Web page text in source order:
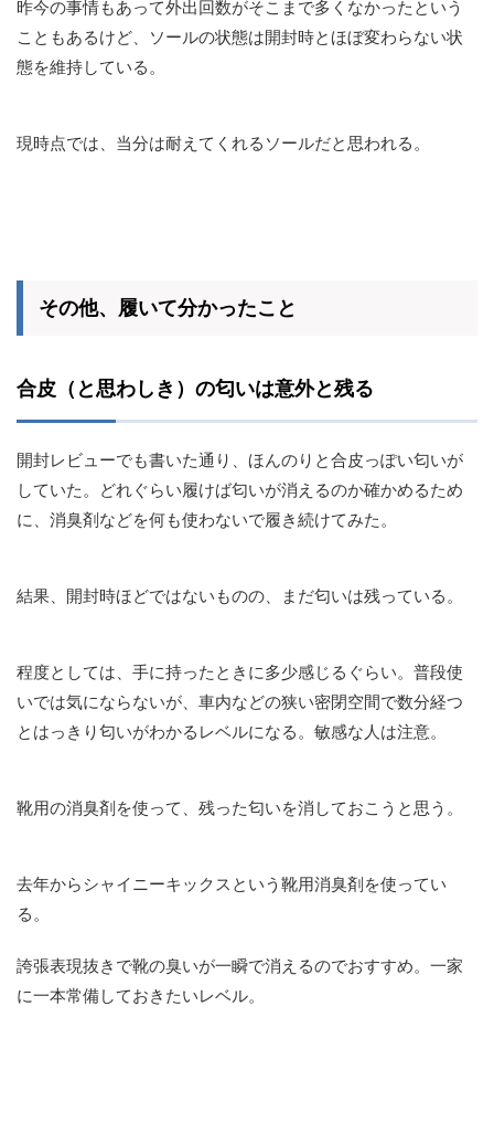
昨今の事情もあって外出回数がそこまで多くなかったという
こともあるけど、ソールの状態は開封時とほぼ変わらない状
態を維持している。
現時点では、当分は耐えてくれるソールだと思われる。
その他、履いて分かったこと
合皮（と思わしき）の匂いは意外と残る
開封レビューでも書いた通り、ほんのりと合皮っぽい匂いが
していた。どれぐらい履けば匂いが消えるのか確かめるため
に、消臭剤などを何も使わないで履き続けてみた。
結果、開封時ほどではないものの、まだ匂いは残っている。
程度としては、手に持ったときに多少感じるぐらい。普段使
いでは気にならないが、車内などの狭い密閉空間で数分経つ
とはっきり匂いがわかるレベルになる。敏感な人は注意。
靴用の消臭剤を使って、残った匂いを消しておこうと思う。
去年からシャイニーキックスという靴用消臭剤を使ってい
る。
誇張表現抜きで靴の臭いが一瞬で消えるのでおすすめ。一家
に一本常備しておきたいレベル。